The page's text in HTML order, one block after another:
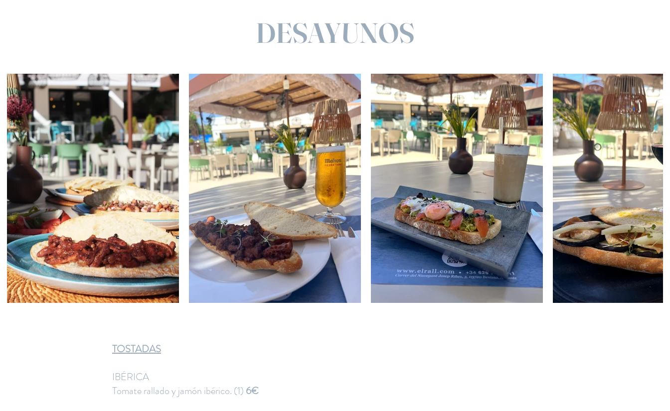
DESAYUNOS
TOSTADAS
IBÉRICA
Tomate rallado y jamón ibérico. (1) 6€